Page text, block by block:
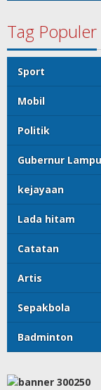
Tag Populer
Sport
Mobil
Politik
Gubernur
kejayaan
Lada hitam
Catatan
Artis
Sepakbola
Badminton